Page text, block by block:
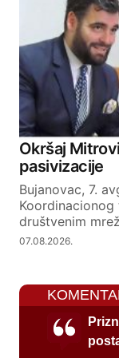
Okršaj
pasivizacije
Bujanovac, 7.
društvenim
07.08.2026.